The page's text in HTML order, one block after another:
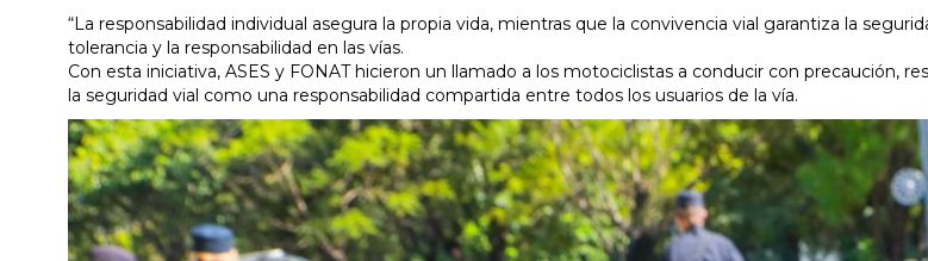
“La responsabilidad individual asegura la propia vida, mientras que la convivencia vial garantiza la
tolerancia y la responsabilidad en las vías.
Con esta iniciativa, ASES y FONAT hicieron un llamado a los motociclistas a conducir con precaución,
la seguridad vial como una responsabilidad compartida entre todos los usuarios de la vía.